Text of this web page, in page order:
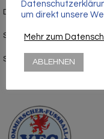
Datenschutz
Satzung
Stadion- und
um direkt unsere
Mehr zum
ABLEHNEN